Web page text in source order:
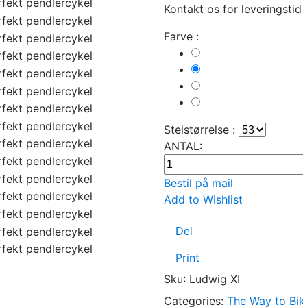
Kontakt os for
Farve :
Matt
Black
Midnight
Blue
Alu
pure
Cream
Stelstørrelse :
ANTAL:
Bestil på mail
Add to Wishlist
Del
Print
Sku: Ludwig XI
Categories: The Way to